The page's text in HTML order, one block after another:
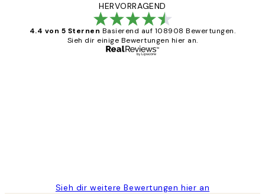
HERVORRAGEND
4.4 von 5 Sternen Basierend auf 108908 Bewertungen.
Sieh dir einige Bewertungen hier an.
Sieh dir weitere Bewertungen hier an